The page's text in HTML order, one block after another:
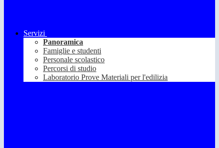
Servizi
Panoramica
Famiglie e studenti
Personale scolastico
Percorsi di studio
Laboratorio Prove Materiali per l'edilizia